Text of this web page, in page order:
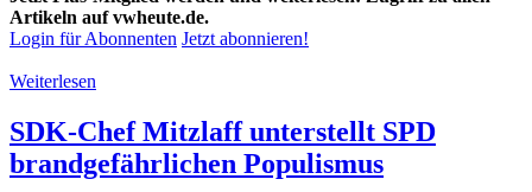
Artikeln auf vwheute.de.
Login für Abonnenten Jetzt abonnieren!
Weiterlesen
SDK-Chef Mitzlaff unterstellt SPD
brandgefährlichen Populismus